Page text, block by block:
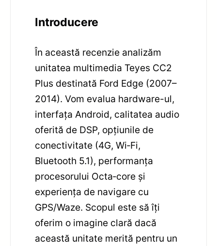
Introducere
În această recenzie analizăm
unitatea multimedia Teyes CC2
Plus destinată Ford Edge (2007–
2014). Vom evalua hardware-ul,
interfața Android, calitatea audio
oferită de DSP, opțiunile de
conectivitate (4G, Wi‑Fi,
Bluetooth 5.1), performanța
procesorului Octa‑core și
experiența de navigare cu
GPS/Waze. Scopul este să îți
oferim o imagine clară dacă
această unitate merită pentru un